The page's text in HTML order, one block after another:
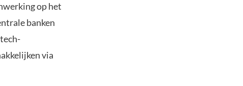
op het
banken
via